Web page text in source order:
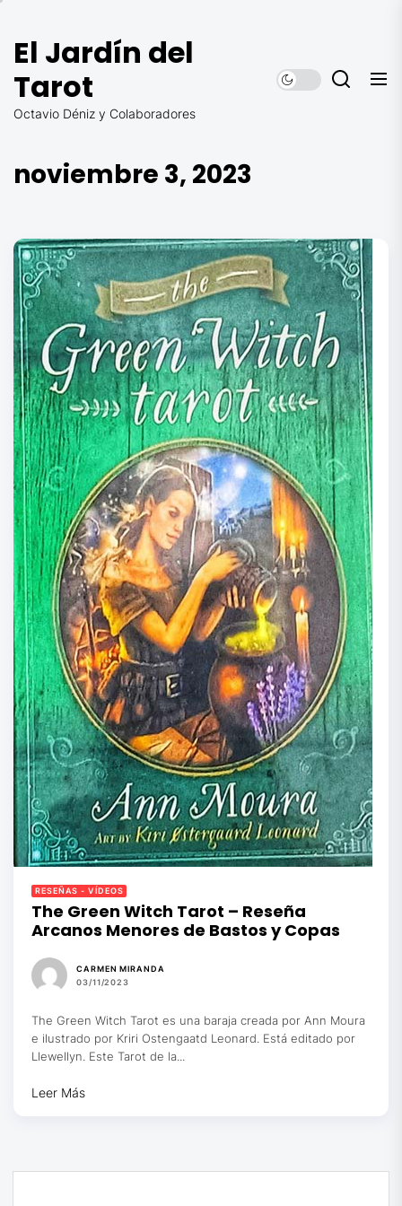
contenido
El Jardín del
Tarot
Octavio Déniz y Colaboradores
noviembre 3, 2023
RESEÑAS - VÍDEOS
The Green Witch Tarot – Reseña
Arcanos Menores de Bastos y Copas
CARMEN MIRANDA
03/11/2023
The Green Witch Tarot es una baraja creada por Ann Moura
e ilustrado por Kriri Ostengaatd Leonard. Está editado por
Llewellyn. Este Tarot de la...
Leer Más